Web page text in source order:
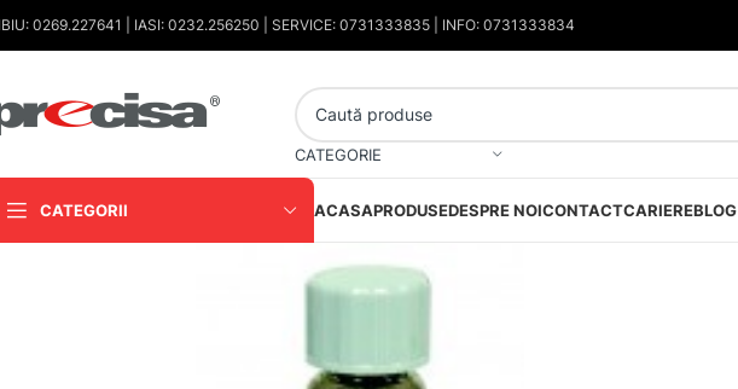
0269.227641 | IASI: 0232.256250 | SERVICE: 0731333835 | INFO: 0731333834
CATEGORIE
CATEGORII ACASAPRODUSEDESPRE NOICONTACTCARIEREBLOG